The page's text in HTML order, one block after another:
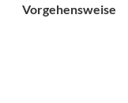
Vorgehensweise